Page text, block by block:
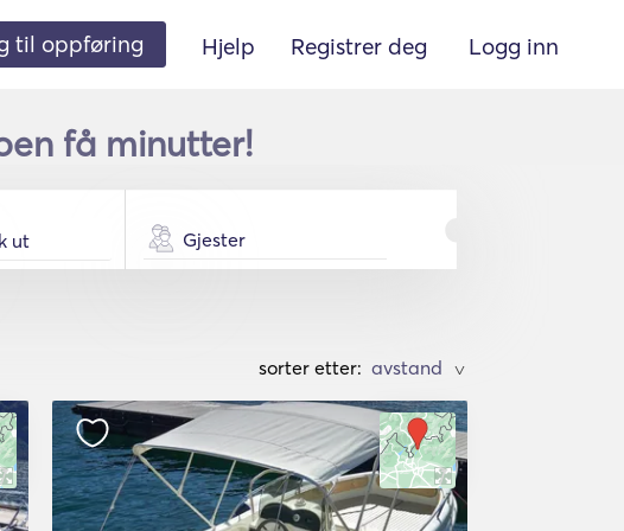
til oppføring Hjelp Registrer deg Logg inn
få minutter!
Gjester
sorter etter: >